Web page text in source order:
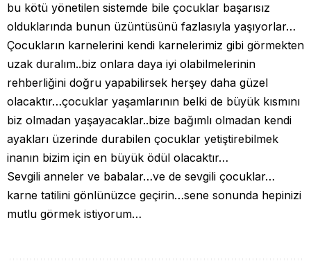
bu kötü yönetilen sistemde bile çocuklar başarısız
olduklarında bunun üzüntüsünü fazlasıyla yaşıyorlar…
Çocukların karnelerini kendi karnelerimiz gibi görmekten
uzak duralım..biz onlara daya iyi olabilmelerinin
rehberliğini doğru yapabilirsek herşey daha güzel
olacaktır…çocuklar yaşamlarının belki de büyük kısmını
biz olmadan yaşayacaklar..bize bağımlı olmadan kendi
ayakları üzerinde durabilen çocuklar yetiştirebilmek
inanın bizim için en büyük ödül olacaktır…
Sevgili anneler ve babalar…ve de sevgili çocuklar…
karne tatilini gönlünüzce geçirin…sene sonunda hepinizi
mutlu görmek istiyorum…